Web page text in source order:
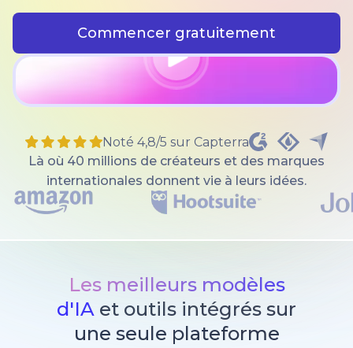
Commencer gratuitement
Noté 4,8/5 sur Capterra
Là où 40 millions de créateurs et des marques
internationales donnent vie à leurs idées.
Les meilleurs modèles
d'IA et outils intégrés sur
une seule plateforme